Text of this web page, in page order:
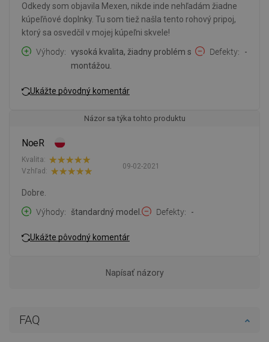
FAQ
Odkedy som objavila Mexen, nikde inde nehľadám žiadne
kúpeľňové doplnky. Tu som tiež našla tento rohový pripoj,
ktorý sa osvedčil v mojej kúpeľni skvele!
Výhody
vysoká kvalita, žiadny problém s
montážou.
Defekty -
Ukážte pôvodný komentár
Názor sa týka tohto produktu
NoeR
09-02-2021
Kvalita:
Vzhľad:
Dobre.
Výhody
štandardný model. Defekty -
Ukážte pôvodný komentár
Napísať názory